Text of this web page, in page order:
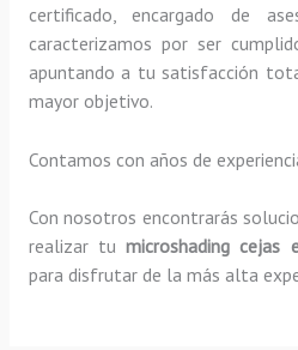
certificado, encargado de
caracterizamos por ser
apuntando a tu satisfacción
mayor objetivo.
Contamos con años de
Con nosotros encontrarás
realizar tumicroshading cejas
para disfrutar de la más alta